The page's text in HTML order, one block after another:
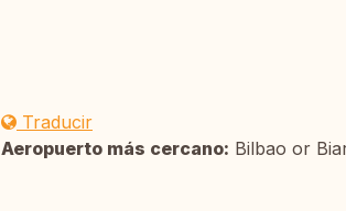
Traducir
Aeropuerto más cercano: Bilbao or